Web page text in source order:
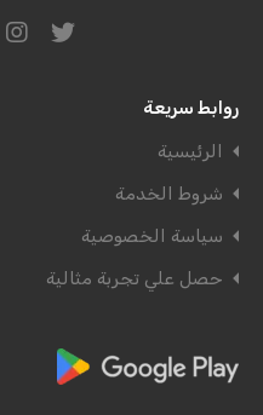
روابط سريعة
الرئيسية
شروط الخدمة
سياسة الخصوصية
حصل علي تجربة مثالية